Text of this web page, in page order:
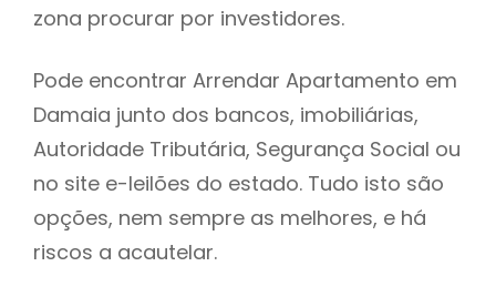
zona procurar por investidores.
Pode encontrar Arrendar Apartamento em
Damaia junto dos bancos, imobiliárias,
Autoridade Tributária, Segurança Social ou
no site e-leilões do estado. Tudo isto são
opções, nem sempre as melhores, e há
riscos a acautelar.